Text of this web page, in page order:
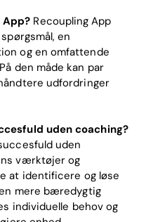
App? Recoupling App
en
og en omfattende
den måde kan par
udfordringer
uden coaching?
uden
værktøjer og
at identificere og løse
mere bæredygtig
individuelle behov og